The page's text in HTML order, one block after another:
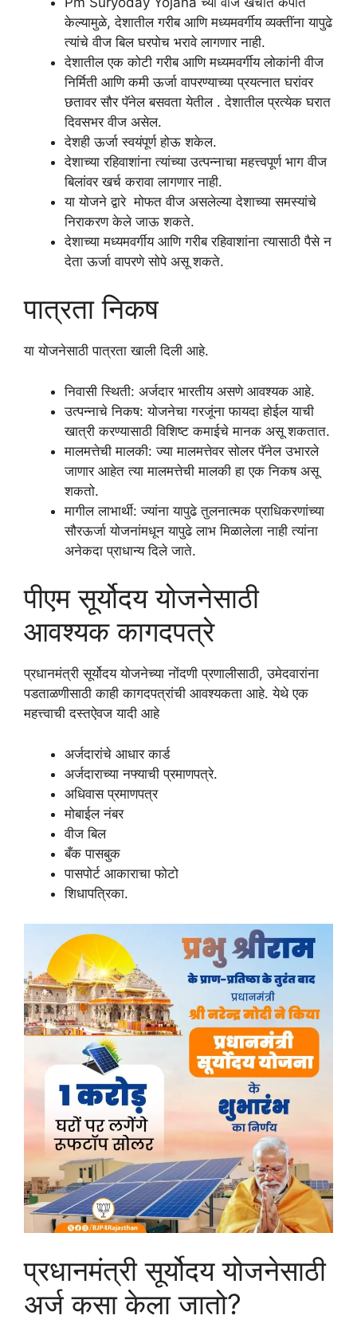
केल्यामुळे, देशातील गरीब आणि मध्यमवर्गीय व्यक्तींना यापुढे
त्यांचे वीज बिल घरपोच भरावे लागणार नाही.
देशातील एक कोटी गरीब आणि मध्यमवर्गीय लोकांनी वीज
निर्मिती आणि कमी ऊर्जा वापरण्याच्या प्रयत्नात घरांवर
छतावर सौर पॅनेल बसवता येतील . देशातील प्रत्येक घरात
दिवसभर वीज असेल.
देशही ऊर्जा स्वयंपूर्ण होऊ शकेल.
देशाच्या रहिवाशांना त्यांच्या उत्पन्नाचा महत्त्वपूर्ण भाग वीज
बिलांवर खर्च करावा लागणार नाही.
या योजने द्वारे मोफत वीज असलेल्या देशाच्या समस्यांचे
निराकरण केले जाऊ शकते.
देशाच्या मध्यमवर्गीय आणि गरीब रहिवाशांना त्यासाठी पैसे न
देता ऊर्जा वापरणे सोपे असू शकते.
पात्रता निकष
या योजनेसाठी पात्रता खाली दिली आहे.
निवासी स्थिती: अर्जदार भारतीय असणे आवश्यक आहे.
उत्पन्नाचे निकष: योजनेचा गरजूंना फायदा होईल याची
खात्री करण्यासाठी विशिष्ट कमाईचे मानक असू शकतात.
मालमत्तेची मालकी: ज्या मालमत्तेवर सोलर पॅनेल उभारले
जाणार आहेत त्या मालमत्तेची मालकी हा एक निकष असू
शकतो.
मागील लाभार्थी: ज्यांना यापुढे तुलनात्मक प्राधिकरणांच्या
सौरऊर्जा योजनांमधून यापुढे लाभ मिळालेला नाही त्यांना
अनेकदा प्राधान्य दिले जाते.
पीएम सूर्योदय योजनेसाठी
आवश्यक कागदपत्रे
प्रधानमंत्री सूर्योदय योजनेच्या नोंदणी प्रणालीसाठी, उमेदवारांना
पडताळणीसाठी काही कागदपत्रांची आवश्यकता आहे. येथे एक
महत्त्वाची दस्तऐवज यादी आहे
अर्जदारांचे आधार कार्ड
अर्जदाराच्या नफ्याची प्रमाणपत्रे.
अधिवास प्रमाणपत्र
मोबाईल नंबर
वीज बिल
बँक पासबुक
पासपोर्ट आकाराचा फोटो
शिधापत्रिका.
प्रधानमंत्री सूर्योदय योजनेसाठी
अर्ज कसा केला जातो?